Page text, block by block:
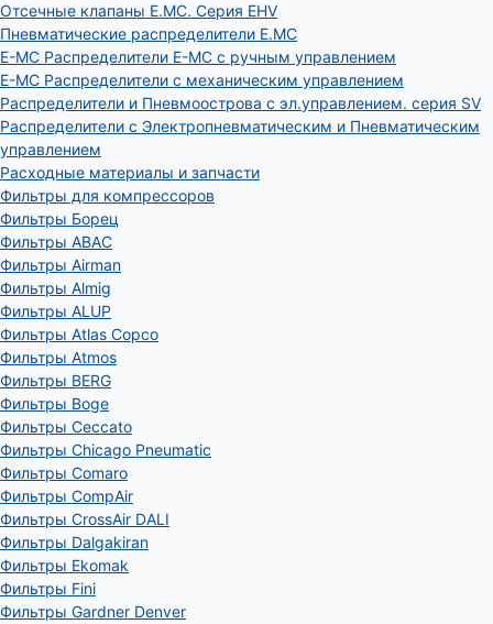
Отсечные клапаны E.MC. Серия EHV
Пневматические распределители E.MC
E-MC Распределители E-MC с ручным управлением
E-MC Распределители с механическим управлением
Распределители и Пневмоострова с эл.управлением. серия SV
Распределители с Электропневматическим и Пневматическим
управлением
Расходные материалы и запчасти
Фильтры для компрессоров
Фильтры Борец
Фильтры ABAC
Фильтры Airman
Фильтры Almig
Фильтры ALUP
Фильтры Atlas Copco
Фильтры Atmos
Фильтры BERG
Фильтры Boge
Фильтры Ceccato
Фильтры Chicago Pneumatic
Фильтры Comaro
Фильтры CompAir
Фильтры CrossAir DALI
Фильтры Dalgakiran
Фильтры Ekomak
Фильтры Fini
Фильтры Gardner Denver